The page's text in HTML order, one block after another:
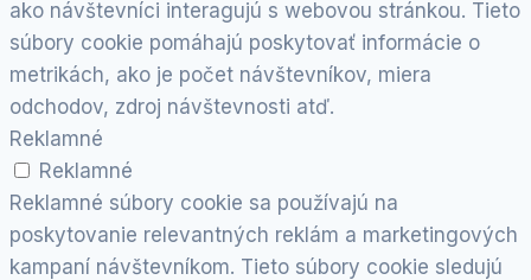
ako návštevníci interagujú s webovou stránkou. Tieto
súbory cookie pomáhajú poskytovať informácie o
metrikách, ako je počet návštevníkov, miera
odchodov, zdroj návštevnosti atď.
Reklamné
Reklamné
Reklamné súbory cookie sa používajú na
poskytovanie relevantných reklám a marketingových
kampaní návštevníkom. Tieto súbory cookie sledujú